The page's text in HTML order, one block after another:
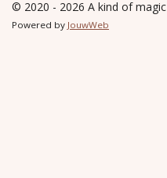
© 2020 - 2026 A kind of magic
Powered by JouwWeb